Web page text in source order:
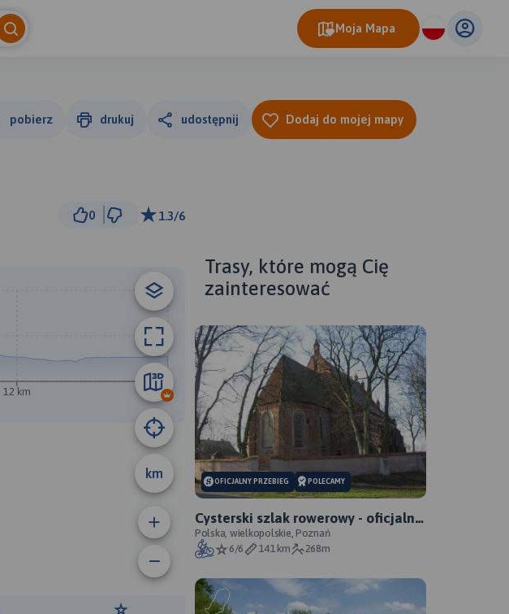
Moja Mapa
pobierz drukuj udostępnij Dodaj do mojej mapy
0 1.3/6
km
12 km 16 km
Trasy, które mogą Cię
zainteresować
OFICJALNY PRZEBIEG POLECAMY
Cysterski szlak rowerowy - oficjalny
przebieg
Polska, wielkopolskie, Poznań
6/6
141 km 268m